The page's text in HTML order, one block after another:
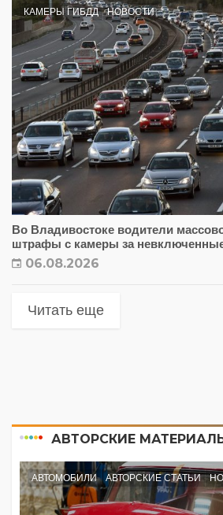
КАМЕРЫ ГИБДД НОВОСТИ
Во Владивостоке водители
штрафы с камеры за
06.08.2026
Читать еще
АВТОРСКИЕ
АВТОМОБИЛИ АВТОРСКИЕ СТАТЬИ